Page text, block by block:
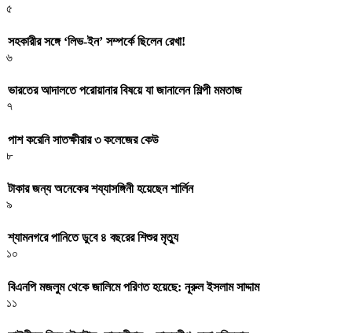
৫
সহকারীর সঙ্গে ‘লিভ-ইন’ সম্পর্কে ছিলেন রেখা!
৬
ভারতের আদালতে পরোয়ানার বিষয়ে যা জানালেন শিল্পী মমতাজ
৭
পাশ করেনি সাতক্ষীরার ৩ কলেজের কেউ
৮
টাকার জন্য অনেকের শয্যাসঙ্গিনী হয়েছেন শার্লিন
৯
শ্যামনগরে পানিতে ডুবে ৪ বছরের শিশুর মৃত্যু
১০
বিএনপি মজলুম থেকে জালিমে পরিণত হয়েছে: নূরুল ইসলাম সাদ্দাম
১১